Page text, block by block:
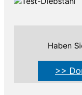
Haben
>>